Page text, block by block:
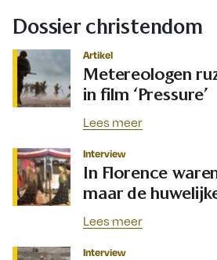
Dossier christendom
Artikel
Metereologen
in film ‘Pressure’
Lees meer
Interview
In Florence
maar de
Lees meer
Interview